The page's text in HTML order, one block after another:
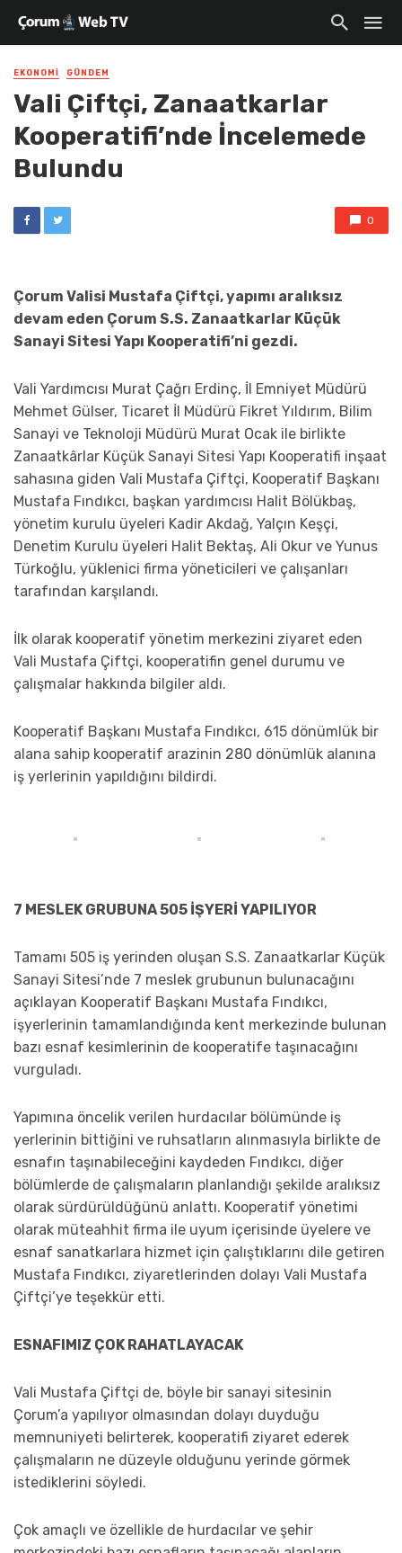
EKONOMI GÜNDEM
Vali Çiftçi, Zanaatkarlar
Kooperatifi’nde İncelemede
Bulundu
0
Çorum Valisi Mustafa Çiftçi, yapımı aralıksız
devam eden Çorum S.S. Zanaatkarlar Küçük
Sanayi Sitesi Yapı Kooperatifi’ni gezdi.
Vali Yardımcısı Murat Çağrı Erdinç, İl Emniyet Müdürü
Mehmet Gülser, Ticaret İl Müdürü Fikret Yıldırım, Bilim
Sanayi ve Teknoloji Müdürü Murat Ocak ile birlikte
Zanaatkârlar Küçük Sanayi Sitesi Yapı Kooperatifi inşaat
sahasına giden Vali Mustafa Çiftçi, Kooperatif Başkanı
Mustafa Fındıkcı, başkan yardımcısı Halit Bölükbaş,
yönetim kurulu üyeleri Kadir Akdağ, Yalçın Keşçi,
Denetim Kurulu üyeleri Halit Bektaş, Ali Okur ve Yunus
Türkoğlu, yüklenici firma yöneticileri ve çalışanları
tarafından karşılandı.
İlk olarak kooperatif yönetim merkezini ziyaret eden
Vali Mustafa Çiftçi, kooperatifin genel durumu ve
çalışmalar hakkında bilgiler aldı.
Kooperatif Başkanı Mustafa Fındıkcı, 615 dönümlük bir
alana sahip kooperatif arazinin 280 dönümlük alanına
iş yerlerinin yapıldığını bildirdi.
7 MESLEK GRUBUNA 505 İŞYERİ YAPILIYOR
Tamamı 505 iş yerinden oluşan S.S. Zanaatkarlar Küçük
Sanayi Sitesi’nde 7 meslek grubunun bulunacağını
açıklayan Kooperatif Başkanı Mustafa Fındıkcı,
işyerlerinin tamamlandığında kent merkezinde bulunan
bazı esnaf kesimlerinin de kooperatife taşınacağını
vurguladı.
Yapımına öncelik verilen hurdacılar bölümünde iş
yerlerinin bittiğini ve ruhsatların alınmasıyla birlikte de
esnafın taşınabileceğini kaydeden Fındıkcı, diğer
bölümlerde de çalışmaların planlandığı şekilde aralıksız
olarak sürdürüldüğünü anlattı. Kooperatif yönetimi
olarak müteahhit firma ile uyum içerisinde üyelere ve
esnaf sanatkarlara hizmet için çalıştıklarını dile getiren
Mustafa Fındıkcı, ziyaretlerinden dolayı Vali Mustafa
Çiftçi’ye teşekkür etti.
ESNAFIMIZ ÇOK RAHATLAYACAK
Vali Mustafa Çiftçi de, böyle bir sanayi sitesinin
Çorum’a yapılıyor olmasından dolayı duyduğu
memnuniyeti belirterek, kooperatifi ziyaret ederek
çalışmaların ne düzeyle olduğunu yerinde görmek
istediklerini söyledi.
Çok amaçlı ve özellikle de hurdacılar ve şehir